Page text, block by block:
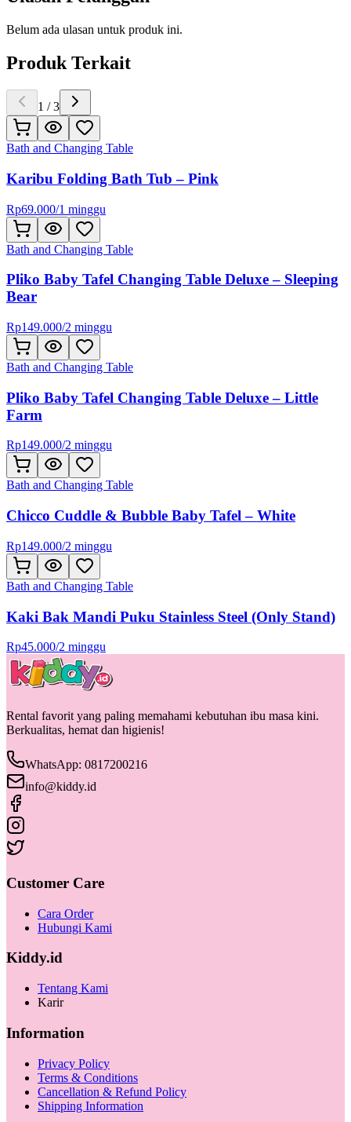
Belum ada ulasan untuk produk ini.
Produk Terkait
1 /3
Bath and Changing Table
Karibu Folding Bath Tub – Pink
Rp69.000/1 minggu
Bath and Changing Table
Pliko Baby Tafel Changing Table Deluxe – Sleeping
Bear
Rp149.000/2 minggu
Bath and Changing Table
Pliko Baby Tafel Changing Table Deluxe – Little
Farm
Rp149.000/2 minggu
Bath and Changing Table
Chicco Cuddle & Bubble Baby Tafel – White
Rp149.000/2 minggu
Bath and Changing Table
Kaki Bak Mandi Puku Stainless Steel (Only Stand)
Rp45.000/2 minggu
Rental favorit yang paling memahami kebutuhan ibu masa kini.
Berkualitas, hemat dan higienis!
WhatsApp: 0817200216
info@kiddy.id
Customer Care
Cara Order
Hubungi Kami
Kiddy.id
Tentang Kami
Karir
Information
Privacy Policy
Terms & Conditions
Cancellation & Refund Policy
Shipping Information